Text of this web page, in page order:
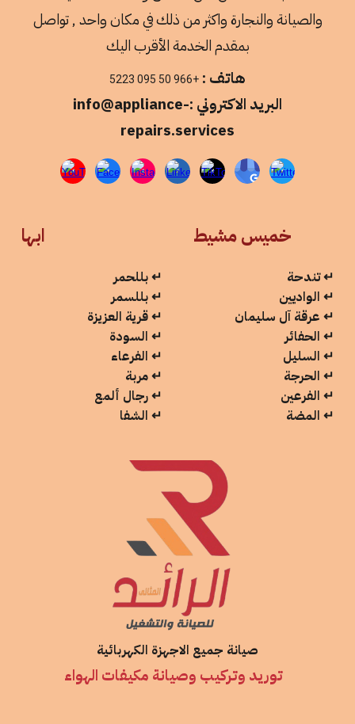
والصيانة والنجارة واكثر من ذلك في مكان واحد , تواصل
بمقدم الخدمة الأقرب اليك
هاتف : +966 50 095 5223
البريد الاكتروني :info@appliance-
repairs.services
ابها
بللحمر↵
بللسمر↵
قرية العزيزة↵
↵
↵
مربة↵
رجال ألمع↵
↵
خميس مشيط
تندحة↵
الواديين ↵
عرقة آل سليمان ↵
↵
↵
↵
الفرعين ↵
↵
صيانة جميع الاجهزة الكهربائية
توريد وتركيب وصيانة مكيفات الهواء